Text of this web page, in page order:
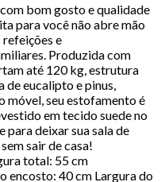
bom gosto e qualidade
para você não abre mão
refeições e
Produzida com
até 120 kg, estrutura
eucalipto e pinus,
móvel, seu estofamento é
em tecido suede no
deixar sua sala de
sair de casa!
total: 55 cm
encosto: 40 cm Largura do